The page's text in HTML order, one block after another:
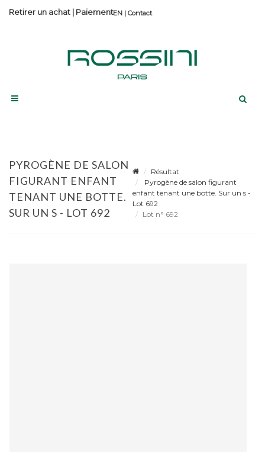
Contact
Retirer un achat | Paiement
PYROGÈNE DE SALON
FIGURANT ENFANT
TENANT UNE BOTTE.
SUR UN S - LOT 692
Résultat
Pyrogène de salon figurant
enfant tenant une botte. Sur un s -
Lot 692
Lot n° 692